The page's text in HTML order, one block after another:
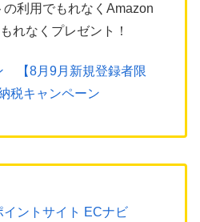
利用でもれなくAmazon
れなくプレゼント！
【8月9月新規登録者限
税キャンペーン